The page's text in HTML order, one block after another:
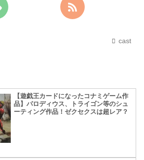
cast
【遊戯王カードになったコナミゲーム作
品】パロディウス、トライゴン等のシュ
ーティング作品！ゼクセクスは超レア？